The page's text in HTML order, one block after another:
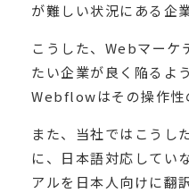
が難しい状況にある企
こうした、Webマーケ
たい企業が良く陥るよ
Webflowはその操作性
また、当社ではこうし
に、日本語対応してい
アルを日本人向けに翻